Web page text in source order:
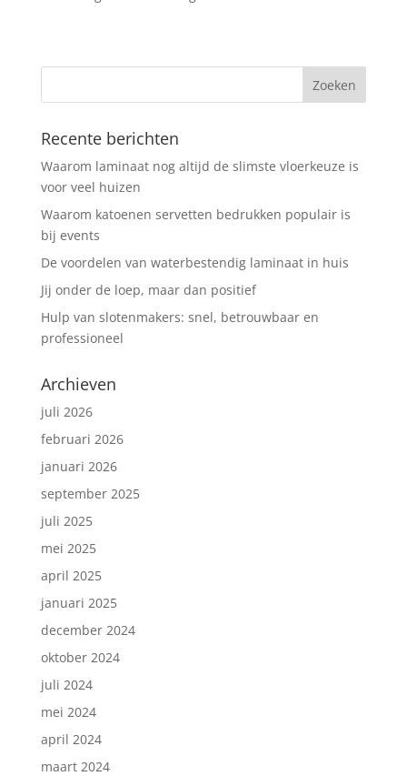
Recente berichten
Waarom laminaat nog altijd de slimste vloerkeuze is
voor veel huizen
Waarom katoenen servetten bedrukken populair is
bij events
De voordelen van waterbestendig laminaat in huis
Jij onder de loep, maar dan positief
Hulp van slotenmakers: snel, betrouwbaar en
professioneel
Archieven
juli 2026
februari 2026
januari 2026
september 2025
juli 2025
mei 2025
april 2025
januari 2025
december 2024
oktober 2024
juli 2024
mei 2024
april 2024
maart 2024